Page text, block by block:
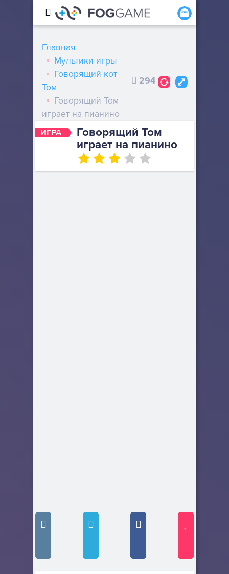
ИГРА
Говорящий Том
играет на пианино
Главная
Мультики игры
Говорящий кот
Том
Говорящий Том
играет на пианино
294